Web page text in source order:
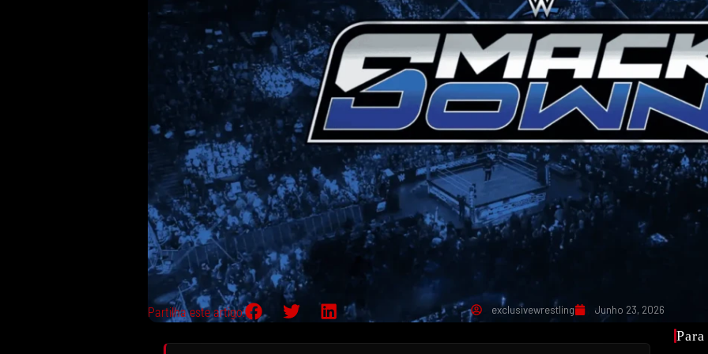
Partilha este artigo: exclusivewrestling Junho 23, 2026